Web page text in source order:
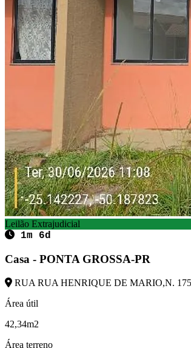
Leilão Extrajudicial
1m 6d
Casa - PONTA GROSSA-PR
RUA RUA HENRIQUE DE MARIO,N.
Área útil
42,34m2
Área terreno